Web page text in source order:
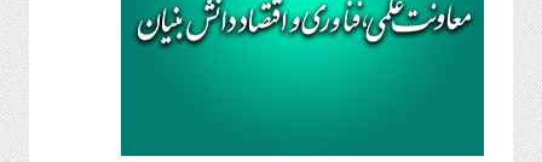
و
خودرو
آپ
و